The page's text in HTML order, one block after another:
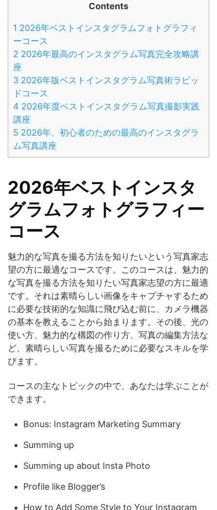
Contents
1 2026年ベストインスタグラムフォトグラフィ
ーコース
2 2026年最高のインスタグラム写真完全攻略講
座
3 2026年版ベストインスタグラム写真術ラピッ
ドコース
4 2026年度ベストインスタグラム写真撮影実践
講座
5 2026年、初心者のための最高のインスタグラ
ム写真講座
2026年ベストインスタ
グラムフォトグラフィー
コース
魅力的な写真を撮る方法を知りたいという写真家志
望の方に最適なコースです。このコースは、魅力的
な写真を撮る方法を知りたい写真家志望の方に最適
です。それは素晴らしい画像をキャプチャするため
に必要な技術的な知識に飛び込む前に、カメラ機器
の基本を教えることから始まります。その後、光の
使い方、魅力的な構図の作り方、写真の編集方法な
ど、素晴らしい写真を撮るために必要なスキルを学
びます。
コースの主なトピックの中で、あなたは学ぶことが
できます。
Bonus: Instagram Marketing Summary
Summing up
Summing up about Insta Photo
Profile like Blogger’s
How to Add Some Style to Your Instagram